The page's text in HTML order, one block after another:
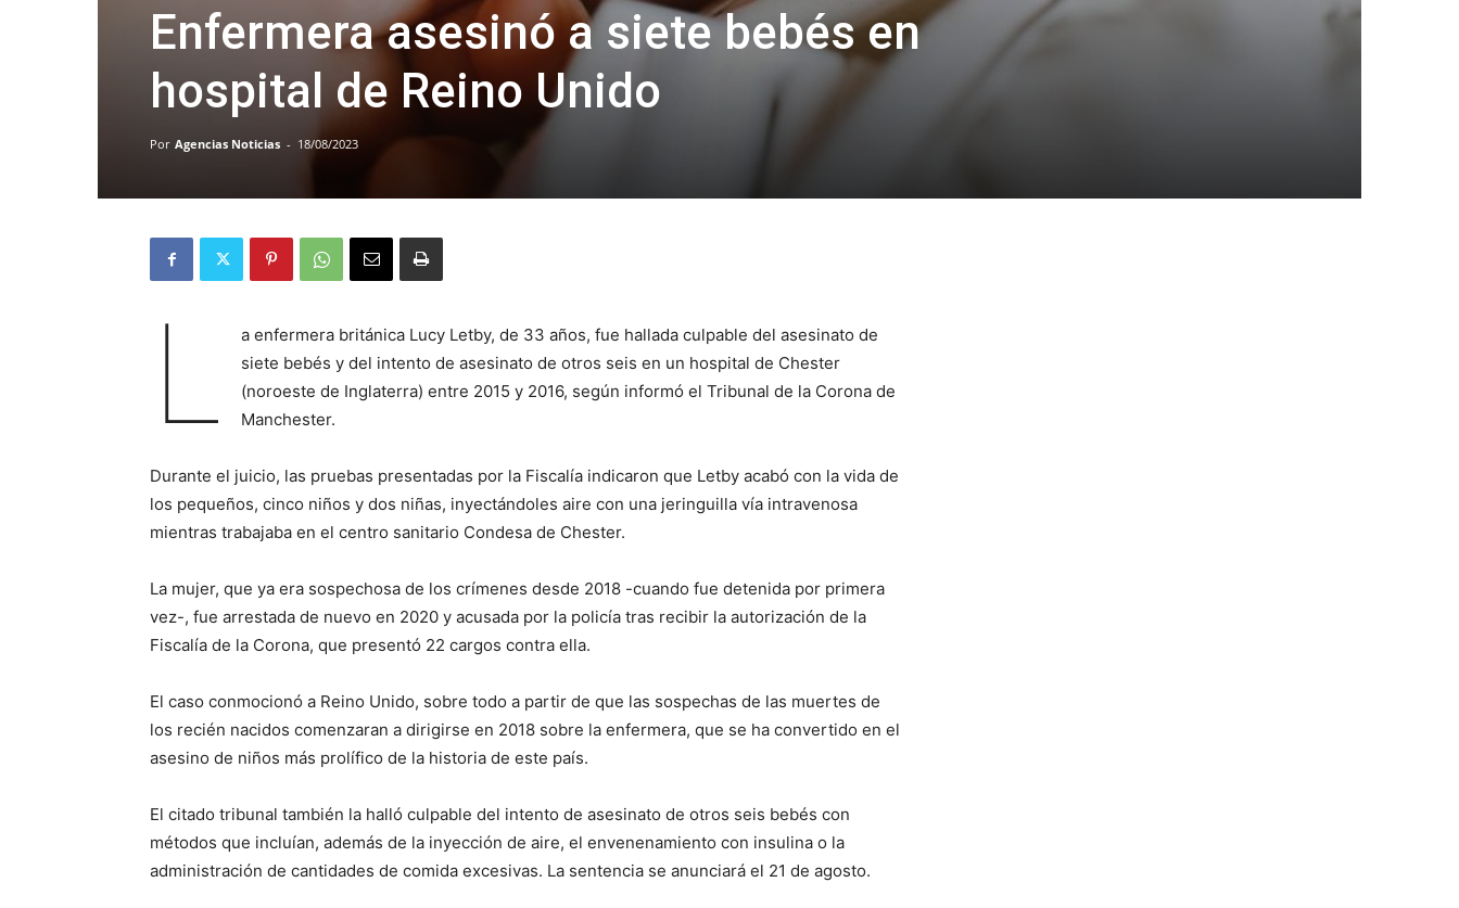
Enfermera asesinó a siete bebés en
hospital de Reino Unido
Por Agencias Noticias - 18/08/2023
L
a enfermera británica Lucy Letby, de 33 años, fue hallada culpable del asesinato de
siete bebés y del intento de asesinato de otros seis en un hospital de Chester
(noroeste de Inglaterra) entre 2015 y 2016, según informó el Tribunal de la Corona de
Manchester.
Durante el juicio, las pruebas presentadas por la Fiscalía indicaron que Letby acabó con la vida de
los pequeños, cinco niños y dos niñas, inyectándoles aire con una jeringuilla vía intravenosa
mientras trabajaba en el centro sanitario Condesa de Chester.
La mujer, que ya era sospechosa de los crímenes desde 2018 -cuando fue detenida por primera
vez-, fue arrestada de nuevo en 2020 y acusada por la policía tras recibir la autorización de la
Fiscalía de la Corona, que presentó 22 cargos contra ella.
El caso conmocionó a Reino Unido, sobre todo a partir de que las sospechas de las muertes de
los recién nacidos comenzaran a dirigirse en 2018 sobre la enfermera, que se ha convertido en el
asesino de niños más prolífico de la historia de este país.
El citado tribunal también la halló culpable del intento de asesinato de otros seis bebés con
métodos que incluían, además de la inyección de aire, el envenenamiento con insulina o la
administración de cantidades de comida excesivas. La sentencia se anunciará el 21 de agosto.